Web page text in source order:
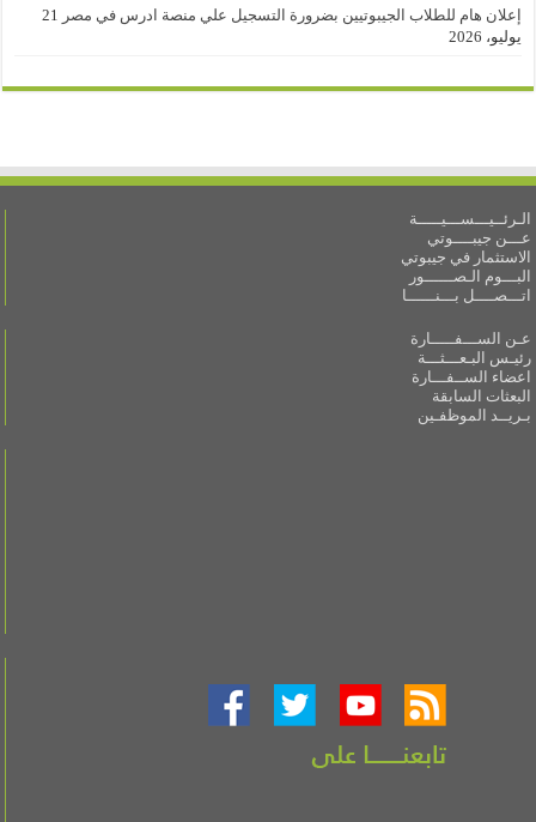
إعلان هام للطلاب الجيبوتيين بضرورة التسجيل علي منصة ادرس في مصر
21
يوليو، 2026
الـرئــيـــســـيـــــة
عـــن جيبــــوتي
الاستثمار في جيبوتي
البـــوم الـصــــــور
اتـــصــــل بـــنــــــا
عـن الســـفـــــارة
رئيـس البـعـــثـــة
اعضاء الســفـــارة
البعثات السابقة
بـريــد الموظفـين